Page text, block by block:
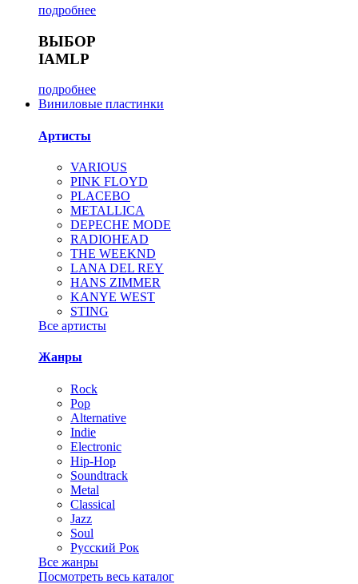
подробнее
ВЫБОР
IAMLP
подробнее
Виниловые пластинки
Артисты
VARIOUS
PINK FLOYD
PLACEBO
METALLICA
DEPECHE MODE
RADIOHEAD
THE WEEKND
LANA DEL REY
HANS ZIMMER
KANYE WEST
STING
Все артисты
Жанры
Rock
Pop
Alternative
Indie
Electronic
Hip-Hop
Soundtrack
Metal
Classical
Jazz
Soul
Русский Рок
Все жанры
Посмотреть весь каталог